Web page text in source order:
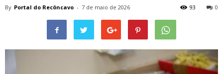
By Portal do Recôncavo - 7 de maio de 2026 0
93